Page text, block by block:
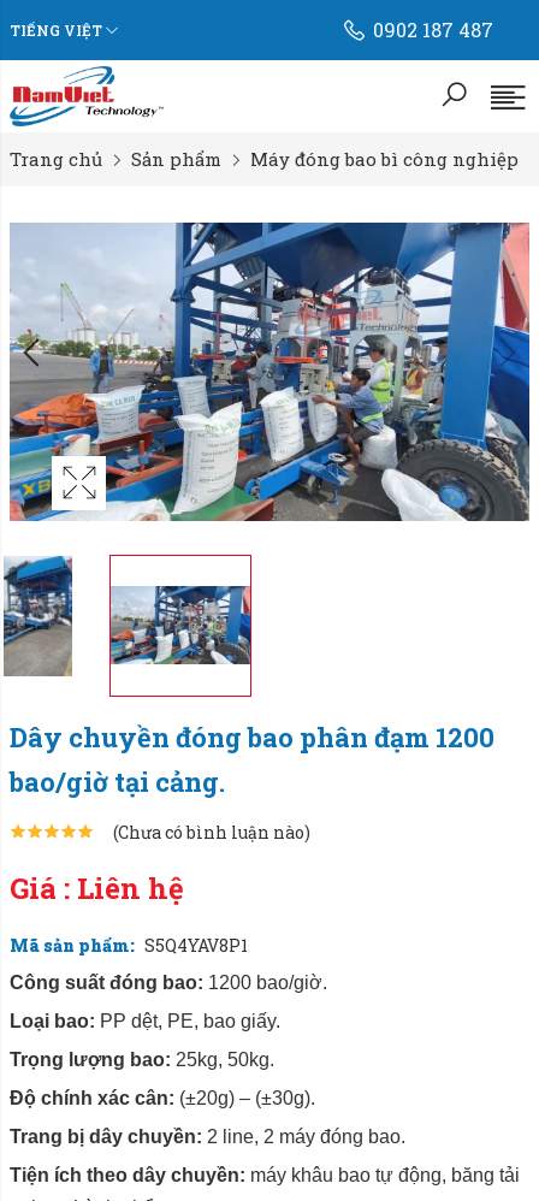
TIẾNG VIỆT 0902 187 487
Trang chủ Sản phẩm Máy đóng bao bì công nghiệp
Dây chuyền đóng bao phân đạm 1200
bao/giờ tại cảng.
(Chưa có bình luận nào)
Giá : Liên hệ
Mã sản phẩm: S5Q4YAV8P1
Công suất đóng bao: 1200 bao/giờ.
Loại bao: PP dệt, PE, bao giấy.
Trọng lượng bao: 25kg, 50kg.
Độ chính xác cân: (±20g) – (±30g).
Trang bị dây chuyền: 2 line, 2 máy đóng bao.
Tiện ích theo dây chuyền: máy khâu bao tự động, băng tải